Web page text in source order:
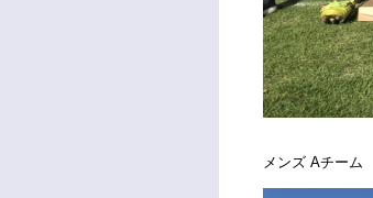
メンズ Aチーム